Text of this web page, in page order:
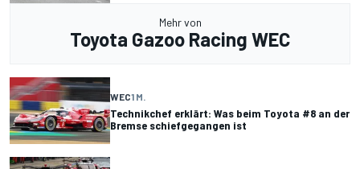
Mehr von
Toyota Gazoo Racing WEC
WEC1 M.
Technikchef erklärt: Was beim Toyota #8 an der
Bremse schiefgegangen ist